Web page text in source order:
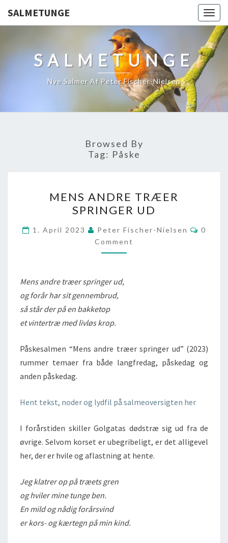
SALMETUNGE
SALMETUNGE
Nye Salmer Af Peter Fischer-Nielsen
Browsed By
Tag: Påske
ANDRE
TRÆER
SPRINGER
UD
MENS ANDRE TRÆER
SPRINGER UD
1. April 2023 Peter Fischer-Nielsen
0
Comment
Mens andre træer springer ud,
og forår har sit gennembrud,
så står der på en bakketop
et vintertræ med livløs krop.
Påskesalmen “Mens andre træer springer ud” (2023)
rummer temaer fra både langfredag, påskedag og
anden påskedag.
Hent tekst, noder og lydfil på salmeoversigten her
I forårstiden skiller Golgatas dødstræ sig ud fra de
øvrige. Selvom korset er ubegribeligt, er det alligevel
her, der er hvile og aflastning at hente.
Jeg klatrer op på træets gren
og hviler mine tunge ben.
En mild og nådig forårsvind
er kors- og kærtegn på min kind.